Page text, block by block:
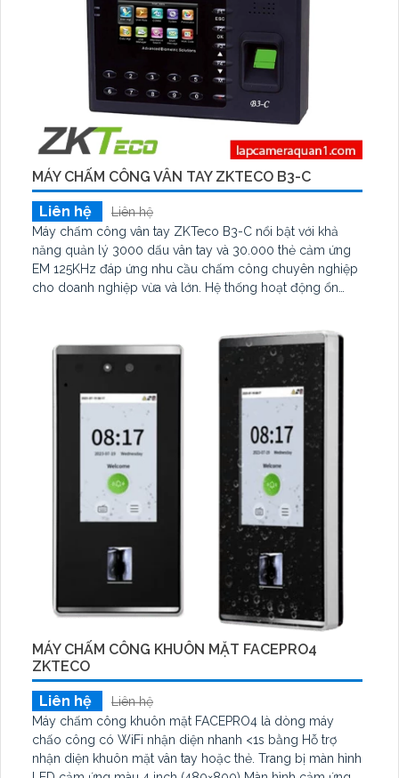
MÁY CHẤM CÔNG VÂN TAY ZKTECO B3-C
Liên hệ
Liên hệ
Máy chấm công vân tay ZKTeco B3-C nổi bật với khả
năng quản lý 3000 dấu vân tay và 30.000 thẻ cảm ứng
EM 125KHz đáp ứng nhu cầu chấm công chuyên nghiệp
cho doanh nghiệp vừa và lớn. Hệ thống hoạt động ổn
MÁY CHẤM CÔNG KHUÔN MẶT FACEPRO4
ZKTECO
Liên hệ
Liên hệ
Máy chấm công khuôn mặt FACEPRO4 là dòng máy
chấo công có WiFi nhận diện nhanh <1s bằng Hỗ trợ
nhận diện khuôn mặt vân tay hoặc thẻ. Trang bị màn hình